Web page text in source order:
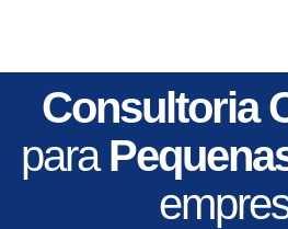
Consultoria
para